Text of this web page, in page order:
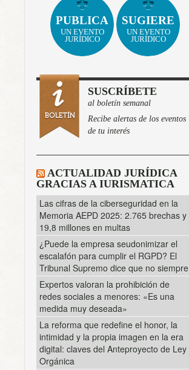
PUBLICA
UN EVENTO
JURÍDICO
SUGIERE
UN EVENTO
JURÍDICO
SUSCRÍBETE
al boletín semanal
Recibe alertas de los eventos
de tu interés
ACTUALIDAD JURÍDICA
GRACIAS A IURISMATICA
Las cifras de la ciberseguridad en la
Memoria AEPD 2025: 2.765 brechas y
19,8 millones en multas
¿Puede la empresa seudonimizar el
escalafón para cumplir el RGPD? El
Tribunal Supremo dice que no siempre
Expertos valoran la prohibición de
redes sociales a menores: «Es una
medida muy deseada»
La reforma que redefine el honor, la
intimidad y la propia imagen en la era
digital: claves del Anteproyecto de Ley
Orgánica